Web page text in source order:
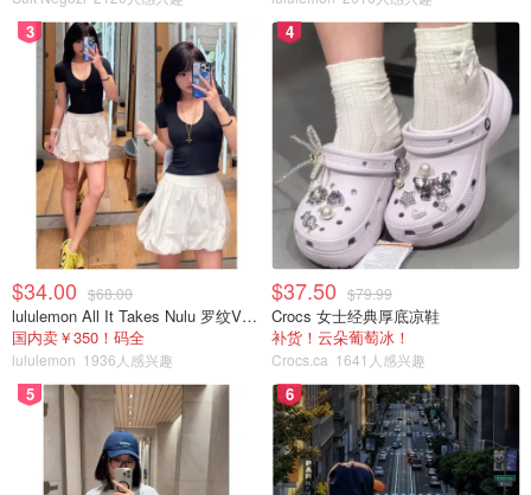
3
$34.00 $68.00
lululemon All It Takes Nulu 罗纹V领短袖T恤
国内卖￥350！码全
lululemon 1936人感兴趣
4
$37.50 $79.99
Crocs 女士经典厚底凉鞋
补货！云朵葡萄冰！
Crocs.ca 1641人感兴趣
5 6